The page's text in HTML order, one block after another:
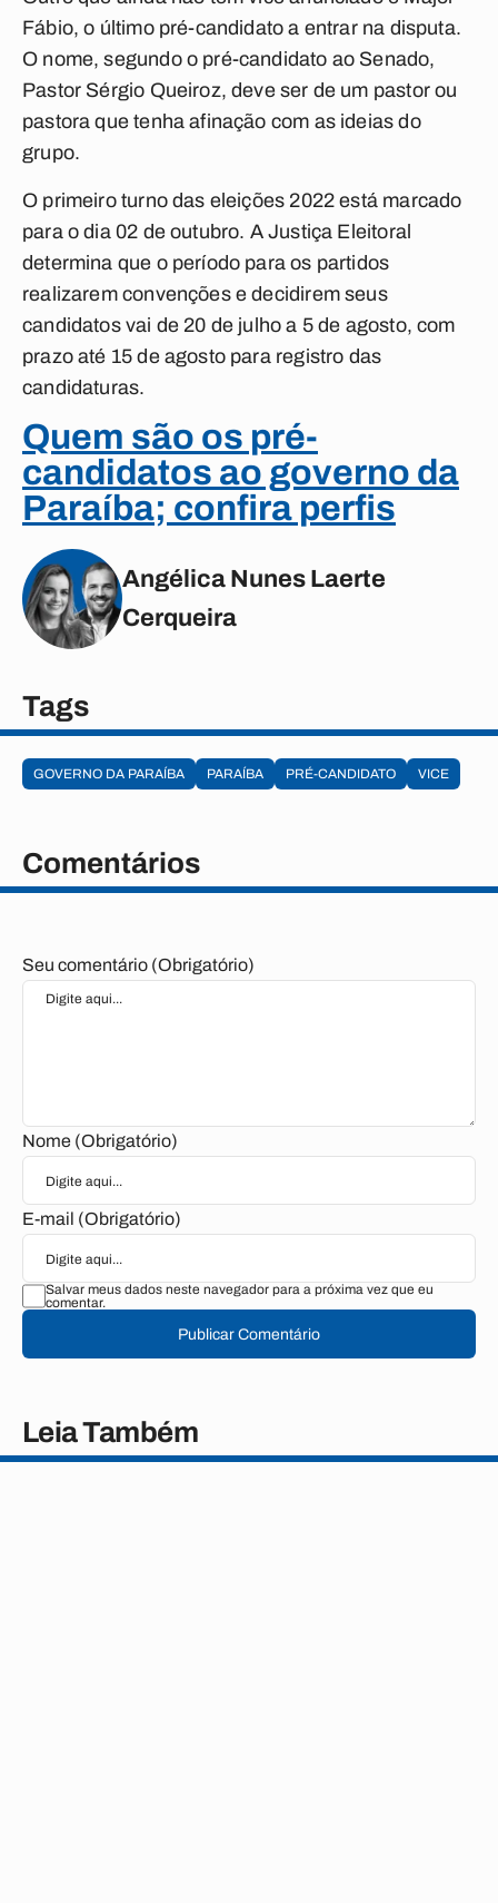
Fábio, o último pré-candidato a entrar na disputa.
O nome, segundo o pré-candidato ao Senado,
Pastor Sérgio Queiroz, deve ser de um pastor ou
pastora que tenha afinação com as ideias do
grupo.
O primeiro turno das eleições 2022 está marcado
para o dia 02 de outubro. A Justiça Eleitoral
determina que o período para os partidos
realizarem convenções e decidirem seus
candidatos vai de 20 de julho a 5 de agosto, com
prazo até 15 de agosto para registro das
candidaturas.
Quem são os pré-
candidatos ao governo da
Paraíba; confira perfis
Angélica Nunes Laerte
Cerqueira
Tags
GOVERNO DA PARAÍBA PARAÍBA PRÉ-CANDIDATO VICE
Comentários
Seu comentário (Obrigatório)
Nome (Obrigatório)
E-mail (Obrigatório)
Salvar meus dados neste navegador para a próxima vez que eu
comentar.
Publicar Comentário
Leia Também